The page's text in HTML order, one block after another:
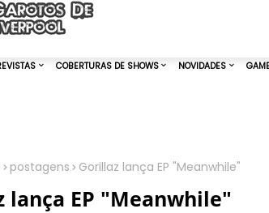
postagens Gorillaz lança EP "Meanwhile"
lança EP "Meanwhile"